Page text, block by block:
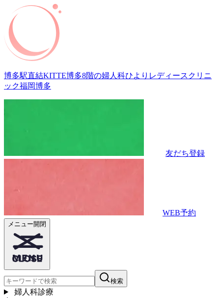
博多駅直結KITTE博多8階の婦人科ひよりレディースクリニ
ック福岡博多
友だち登録
WEB予約
メニュー開閉
検索
婦人科診療